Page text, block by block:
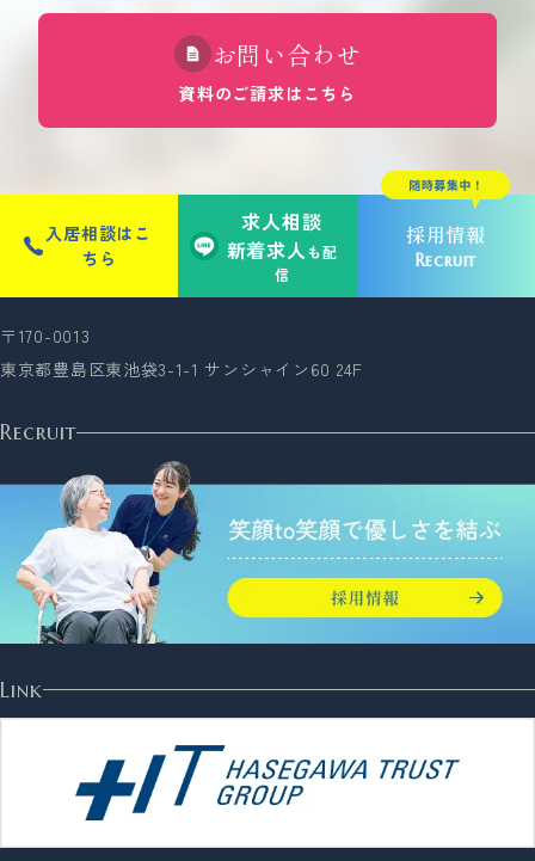
お問い合わせ
資料のご請求はこちら
入居相談はこ
ちら
求人相談
新着求人も配
信
採用情報
Recruit
〒170-0013
東京都豊島区東池袋3-1-1 サンシャイン60 24F
Recruit
Link